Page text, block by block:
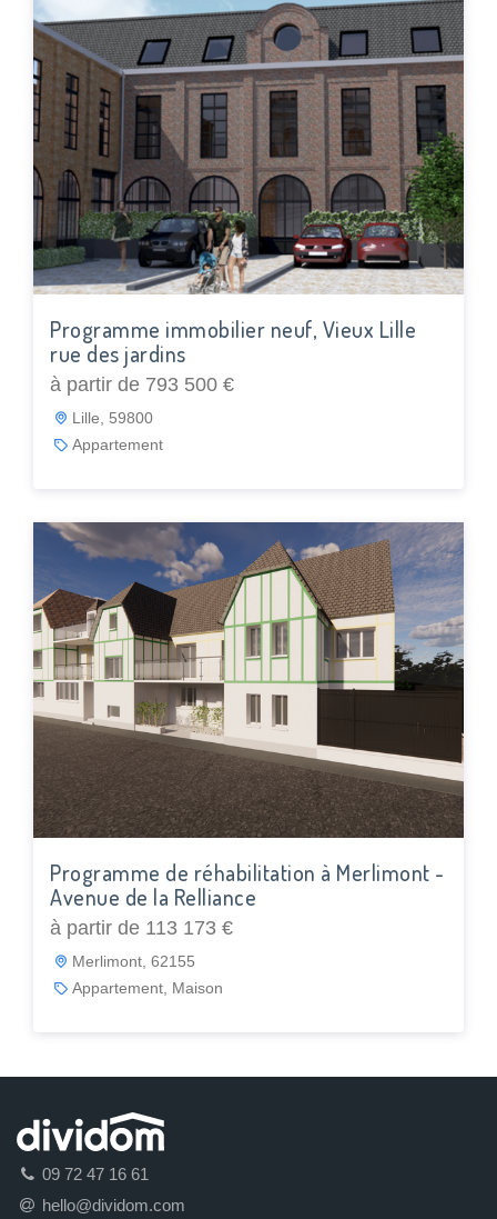
Programme immobilier neuf, Vieux Lille
rue des jardins
à partir de 793 500 €
Lille, 59800
Appartement
Programme de réhabilitation à Merlimont -
Avenue de la Relliance
à partir de 113 173 €
Merlimont, 62155
Appartement, Maison
09 72 47 16 61
hello@dividom.com